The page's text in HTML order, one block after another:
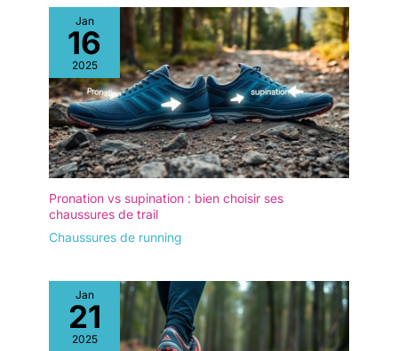
Jan
16
2025
Pronation vs supination : bien choisir ses
chaussures de trail
Chaussures de running
Jan
21
2025